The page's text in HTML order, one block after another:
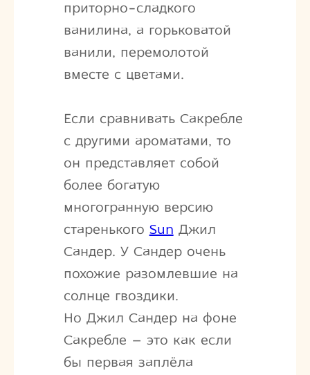
приторно-сладкого
ванилина, а горьковатой
ванили, перемолотой
вместе с цветами.
Если сравнивать Сакребле
с другими ароматами, то
он представляет собой
более богатую
многогранную версию
старенького Sun Джил
Сандер. У Сандер очень
похожие разомлевшие на
солнце гвоздики.
Но Джил Сандер на фоне
Сакребле – это как если
бы первая заплёла